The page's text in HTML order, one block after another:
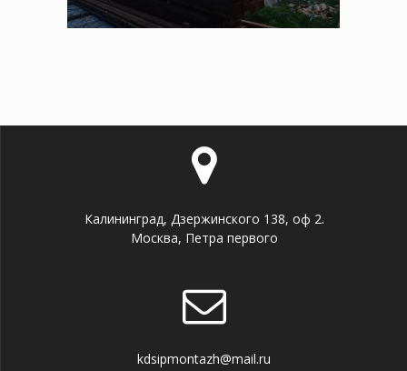
Калининград, Дзержинского 138, оф 2.
Москва, Петра первого
kdsipmontazh@mail.ru